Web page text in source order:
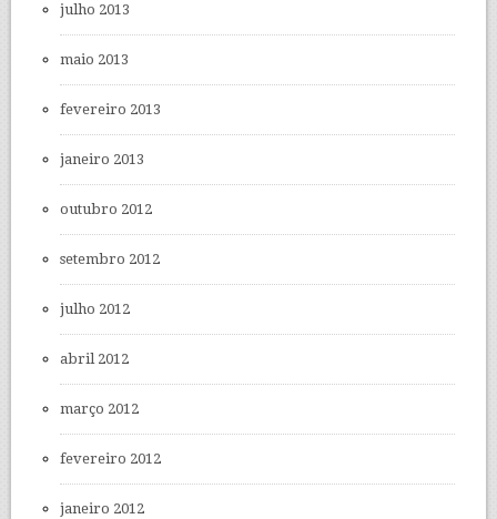
julho 2013
maio 2013
fevereiro 2013
janeiro 2013
outubro 2012
setembro 2012
julho 2012
abril 2012
março 2012
fevereiro 2012
janeiro 2012